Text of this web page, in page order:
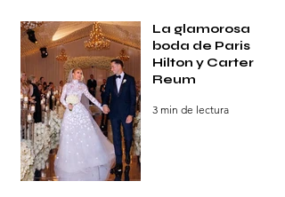
La glamorosa
boda de Paris
Hilton y Carter
Reum
3 min de lectura